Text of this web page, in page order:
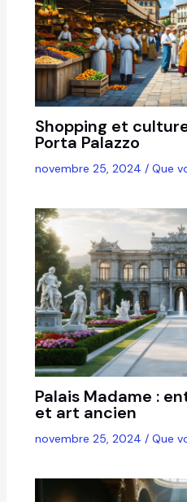
Shopping et
Porta Palazzo
novembre 25, 2024 / Que
Palais Madame :
et art ancien
novembre 25, 2024 / Que